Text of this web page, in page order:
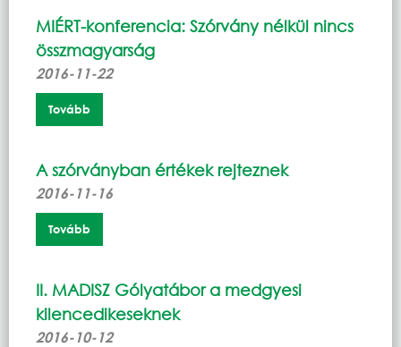
MIÉRT-konferencia: Szórvány nélkül nincs
összmagyarság
2016-11-22
Tovább
A szórványban értékek rejteznek
2016-11-16
Tovább
II. MADISZ Gólyatábor a medgyesi
kilencedikeseknek
2016-10-12